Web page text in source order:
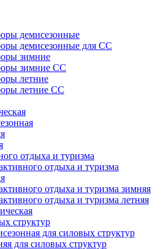
демисезонные
демисезонные для СС
зимние
зимние СС
летние
летние СС
отдыха и туризма
отдыха и туризма
отдыха и туризма зимняя
отдыха и туризма летняя
структур
для силовых структур
для силовых структур